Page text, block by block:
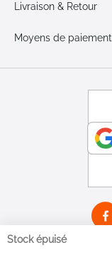
Stock épuisé
Livraison & Retour
Moyens de paiement